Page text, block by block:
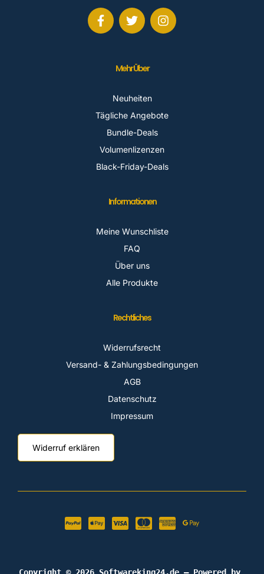
Mehr Über
Neuheiten
Tägliche Angebote
Bundle-Deals
Volumenlizenzen
Black-Friday-Deals
Informationen
Meine Wunschliste
FAQ
Über uns
Alle Produkte
Rechtliches
Widerrufsrecht
Versand- & Zahlungsbedingungen
AGB
Datenschutz
Impressum
Widerruf erklären